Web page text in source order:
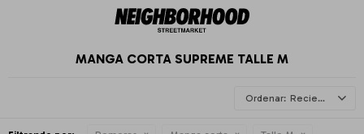
MANGA CORTA SUPREME TALLE M
Recientes